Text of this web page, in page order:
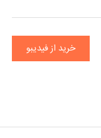
خرید از فیدیبو